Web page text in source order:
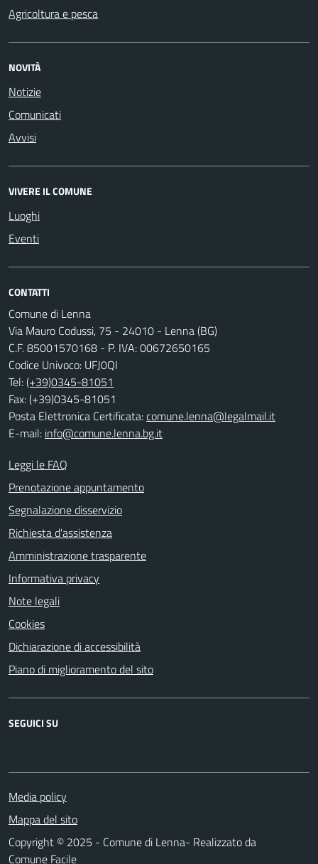
Agricoltura e pesca
NOVITÀ
Notizie
Comunicati
Avvisi
VIVERE IL COMUNE
Luoghi
Eventi
CONTATTI
Comune di Lenna
Via Mauro Codussi, 75 - 24010 - Lenna (BG)
C.F. 85001570168 - P. IVA: 00672650165
Codice Univoco: UFJ0QI
Tel:(+39)0345-81051
Fax: (+39)0345-81051
Posta Elettronica Certificata:comune.lenna@legalmail.it
E-mail: info@comune.lenna.bg.it
Leggi le FAQ
Prenotazione appuntamento
Segnalazione disservizio
Richiesta d'assistenza
Amministrazione trasparente
Informativa privacy
Note legali
Cookies
Dichiarazione di accessibilità
Piano di miglioramento del sito
SEGUICI SU
Media policy
Mappa del sito
Copyright © 2025 - Comune di Lenna- Realizzato da
Comune Facile